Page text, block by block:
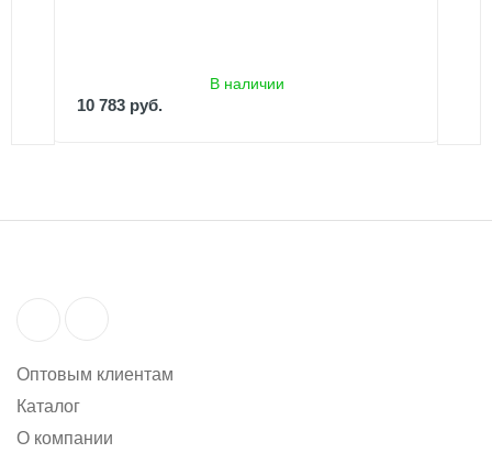
10 783 руб.
В наличии
10 783 руб.
Оптовым клиентам
Каталог
О компании